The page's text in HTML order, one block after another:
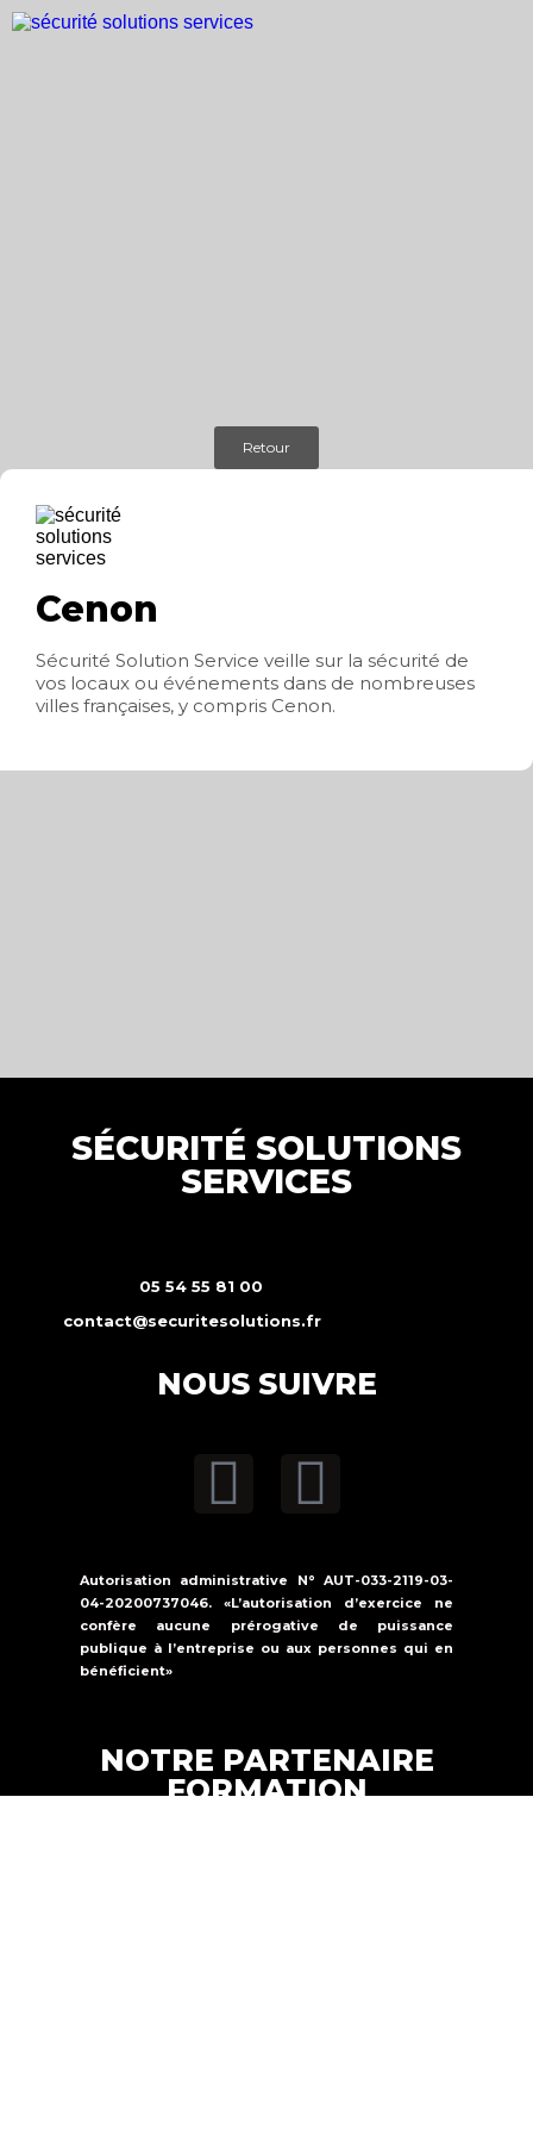
Retour
Cenon
Sécurité Solution Service veille sur la sécurité de
vos locaux ou événements dans de nombreuses
villes françaises, y compris Cenon.
SÉCURITÉ SOLUTIONS
SERVICES
05 54 55 81 00
contact@securitesolutions.fr
NOUS SUIVRE
Autorisation administrative N° AUT-033-2119-03-
04-20200737046. «L’autorisation d’exercice ne
confère aucune prérogative de puissance
publique à l’entreprise ou aux personnes qui en
bénéficient»
NOTRE PARTENAIRE
FORMATION